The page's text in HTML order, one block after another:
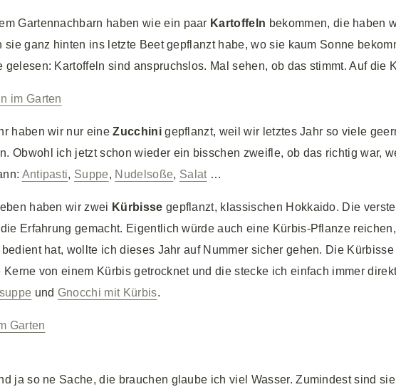
Gartennachbarn haben wie ein paar Kartoffeln bekommen, die haben
sie ganz hinten ins letzte Beet gepflanzt habe, wo sie kaum Sonne
gelesen: Kartoffeln sind anspruchslos. Mal sehen, ob das stimmt. Auf die
haben wir nur eineZucchinigepflanzt, weil wir letztes Jahr so viele
Obwohl ich jetzt schon wieder ein bisschen zweifle, ob das richtig war,
Antipasti, Suppe, Nudelsoße, Salat…
haben wir zwei Kürbisse gepflanzt, klassischen Hokkaido. Die
Erfahrung gemacht. Eigentlich würde auch eine Kürbis-Pflanze
hat, wollte ich dieses Jahr auf Nummer sicher gehen. Die
Kerne von einem Kürbis getrocknet und die stecke ich einfach immer
und Gnocchi mit Kürbis.
ja so ne Sache, die brauchen glaube ich viel Wasser. Zumindest sind